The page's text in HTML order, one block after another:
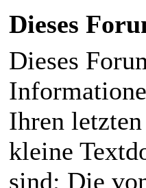
Dieses
Dieses
Ihren
kleine
sind; Die